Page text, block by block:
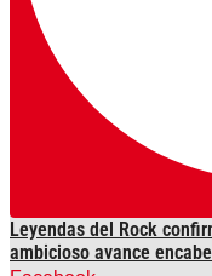
Leyendas del Rock
ambicioso avance